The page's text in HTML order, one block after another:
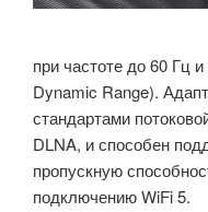
при частоте до 60 Гц
Dynamic Range).
стандартами
DLNA, и способен
пропускную
подключению WiFi 5.